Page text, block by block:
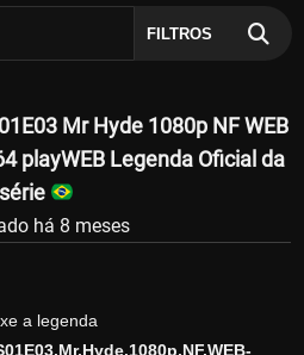
FILTROS
Mr Hyde 1080p NF WEB
playWEB Legenda Oficial da
série
há 8 meses
a legenda